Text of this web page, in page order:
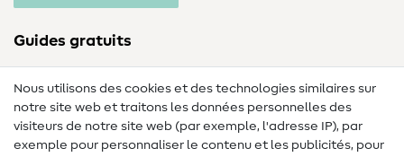
Guides gratuits
Lexique de couture
Tutos de couture
Nous utilisons des cookies et des technologies similaires sur
notre site web et traitons les données personnelles des
visiteurs de notre site web (par exemple, l'adresse IP), par
exemple pour personnaliser le contenu et les publicités, pour